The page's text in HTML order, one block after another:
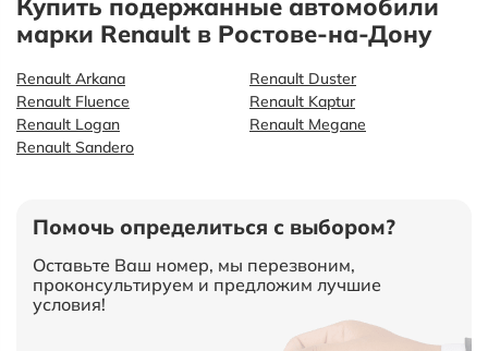
Купить подержанные автомобили
марки Renault в Ростове-на-Дону
Renault Arkana
Renault Duster
Renault Fluence
Renault Kaptur
Renault Logan
Renault Megane
Renault Sandero
Помочь определиться с выбором?
Оставьте Ваш номер, мы перезвоним,
проконсультируем и предложим лучшие
условия!